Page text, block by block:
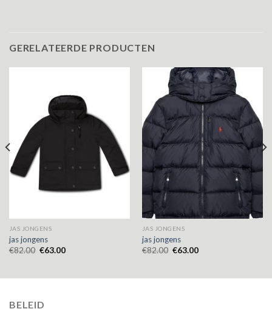
GERELATEERDE PRODUCTEN
JAS JONGENS
jas jongens
€82.00 €63.00
JAS JONGENS
jas jongens
€82.00 €63.00
BELEID